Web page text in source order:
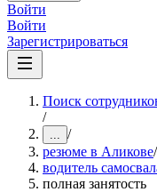
Войти
Войти
Зарегистрироваться
Поиск
/
... /
резюме в Аликове/
водитель
полная занятость